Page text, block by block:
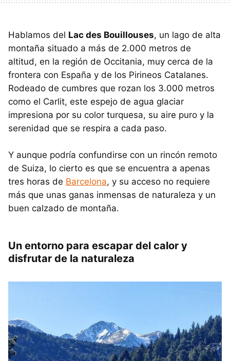
Hablamos del Lac des Bouillouses, un lago de alta
montaña situado a más de 2.000 metros de
altitud, en la región de Occitania, muy cerca de la
frontera con España y de los Pirineos Catalanes.
Rodeado de cumbres que rozan los 3.000 metros
como el Carlit, este espejo de agua glaciar
impresiona por su color turquesa, su aire puro y la
serenidad que se respira a cada paso.
Y aunque podría confundirse con un rincón remoto
de Suiza, lo cierto es que se encuentra a apenas
tres horas de Barcelona, y su acceso no requiere
más que unas ganas inmensas de naturaleza y un
buen calzado de montaña.
Un entorno para escapar del calor y
disfrutar de la naturaleza